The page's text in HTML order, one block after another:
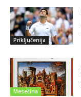
Priključenija
Mesečina